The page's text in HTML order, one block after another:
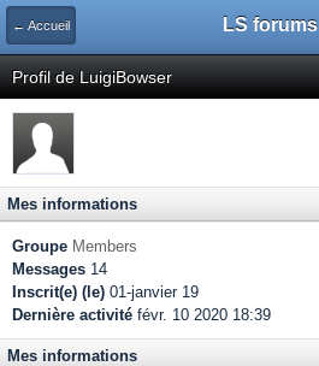
← Accueil LS forums
Profil de LuigiBowser
Mes informations
Groupe Members
Messages 14
Inscrit(e) (le) 01-janvier 19
Dernière activité févr. 10 2020 18:39
Mes informations